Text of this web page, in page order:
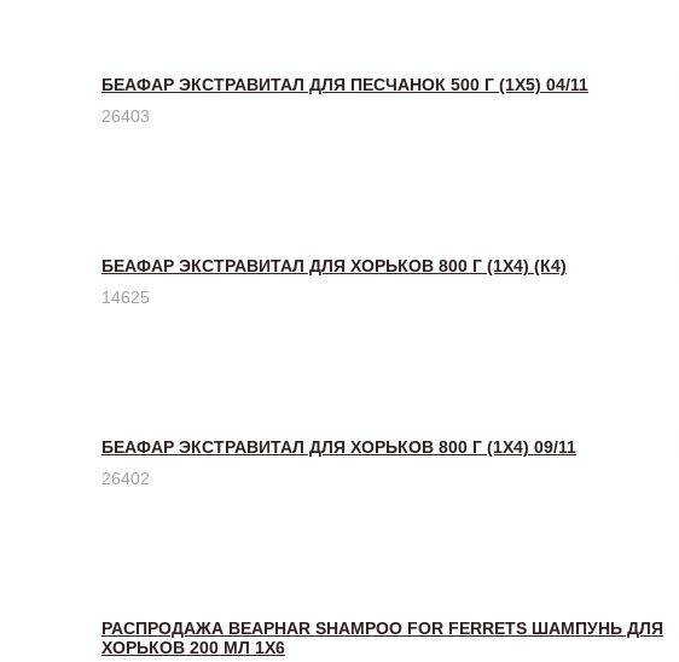
БЕАФАР ЭКСТРАВИТАЛ ДЛЯ ПЕСЧАНОК 500 Г (1Х5) 04/11
26403
БЕАФАР ЭКСТРАВИТАЛ ДЛЯ ХОРЬКОВ 800 Г (1Х4) (К4)
14625
БЕАФАР ЭКСТРАВИТАЛ ДЛЯ ХОРЬКОВ 800 Г (1Х4) 09/11
26402
РАСПРОДАЖА BEAPHAR SHAMPOO FOR FERRETS ШАМПУНЬ ДЛЯ
ХОРЬКОВ 200 МЛ 1Х6